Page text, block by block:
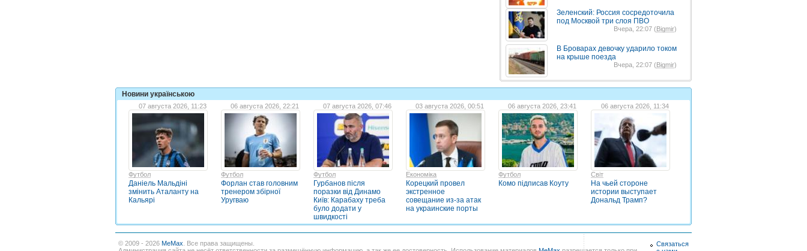
Зеленский: Россия сосредоточила
под Москвой три слоя ПВО
Вчера, 22:07 (Bigmir)
В Броварах девочку ударило током
на крыше поезда
Вчера, 22:07 (Bigmir)
Новини українською
07 августа 2026, 11:23
Футбол
Даніель Мальдіні
змінить Аталанту на
Кальярі
06 августа 2026, 22:21
Футбол
Форлан став головним
тренером збірної
Уругваю
07 августа 2026, 07:46
Футбол
Гурбанов після
поразки від Динамо
Київ: Карабаху треба
було додати у
швидкості
03 августа 2026, 00:51
Економіка
Корецкий провел
экстренное
совещание из-за атак
на украинские порты
06 августа 2026, 23:41
Футбол
Комо підписав Коуту
06 августа 2026, 11:34
Світ
На чьей стороне
истории выступает
Дональд Трамп?
© 2009 - 2026 MeMax . Все права защищены.
Связаться